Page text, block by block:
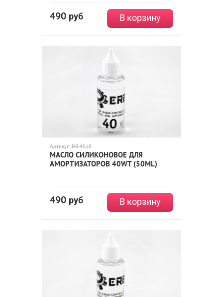
490 руб В корзину
Артикул: DB-40oil
МАСЛО СИЛИКОНОВОЕ ДЛЯ
АМОРТИЗАТОРОВ 40WT (50ML)
490 руб В корзину